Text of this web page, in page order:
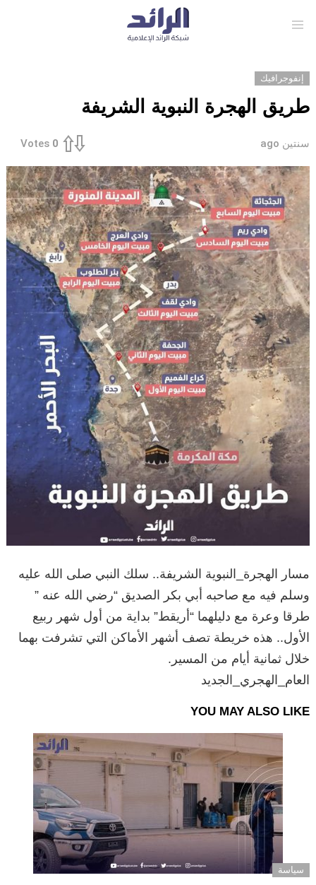
إنفوجرافيك
طريق الهجرة النبوية الشريفة
سنتين ago 0
Votes
مسار الهجرة_النبوية الشريفة.. سلك النبي صلى الله عليه
وسلم فيه مع صاحبه أبي بكر الصديق “رضي الله عنه ”
طرقا وعرة مع دليلهما “أريقط” بداية من أول شهر ربيع
الأول.. هذه خريطة تصف أشهر الأماكن التي تشرفت بهما
خلال ثمانية أيام من المسير.
العام_الهجري_الجديد
YOU MAY ALSO LIKE
سياسة